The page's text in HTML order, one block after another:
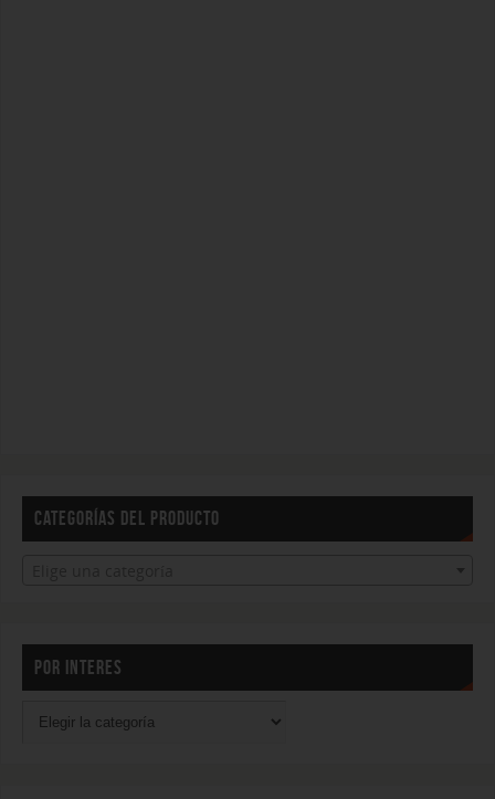
CATEGORÍAS DEL PRODUCTO
POR INTERES